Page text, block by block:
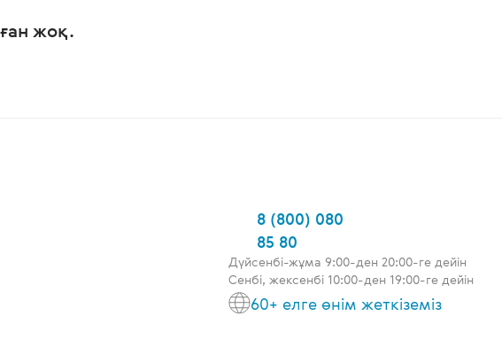
жоқ.
8 (800) 080
85 80
Дүйсенбі-жұма 9:00-ден 20:00-ге дейін
Сенбі, жексенбі 10:00-ден 19:00-ге дейін
60+ елге өнім жеткіземіз